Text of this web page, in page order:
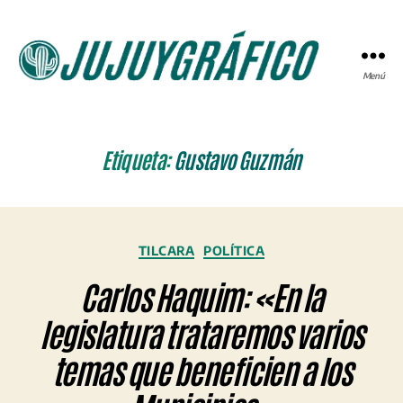
Menú
Etiqueta:Gustavo Guzmán
Categorías
TILCARA POLÍTICA
Carlos Haquim: «En la
legislatura trataremos varios
temas que beneficien a los